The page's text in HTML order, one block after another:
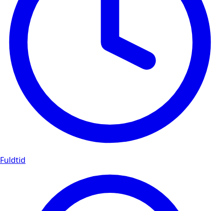
Fuldtid